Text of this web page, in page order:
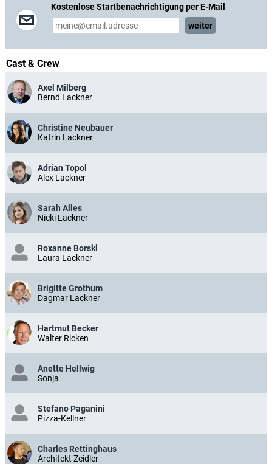
Kostenlose Startbenachrichtigung per E-Mail
weiter
Cast & Crew
Axel Milberg
Bernd Lackner
Christine Neubauer
Katrin Lackner
Adrian Topol
Alex Lackner
Sarah Alles
Nicki Lackner
Roxanne Borski
Laura Lackner
Brigitte Grothum
Dagmar Lackner
Hartmut Becker
Walter Ricken
Anette Hellwig
Sonja
Stefano Paganini
Pizza-Kellner
Charles Rettinghaus
Architekt Zeidler